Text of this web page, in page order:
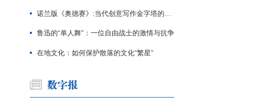
诺兰版《奥德赛》:当代创意写作金字塔的宏伟与平庸
鲁迅的“单人舞”：一位自由战士的激情与抗争
在地文化：如何保护散落的文化“繁星”